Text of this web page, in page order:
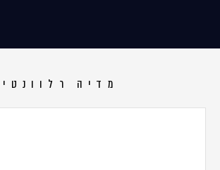
מדיה